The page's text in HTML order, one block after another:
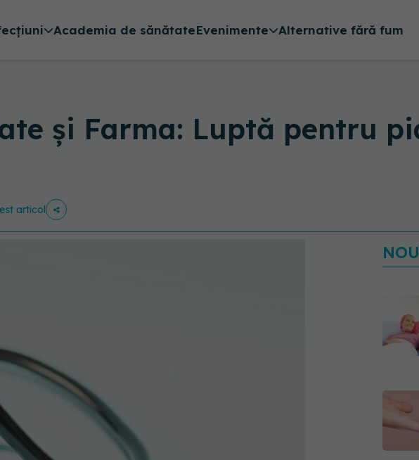
Academia de sănătateEvenimente Alternative fără fum
și Farma: Luptă pentru
articol